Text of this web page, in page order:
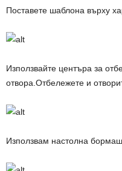
Поставете шаблона върху
Използвайте центъра за
отвора.Отбележете и
Използвам настолна